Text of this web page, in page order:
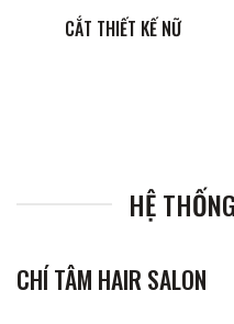
CẮT THIẾT KẾ NỮ
HỆ
CHÍ TÂM HAIR SALON